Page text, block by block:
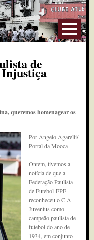
de
Injustiça
queremos homenagear os
Por Angelo Agarelli/
Portal da Mooca
Ontem, tivemos a
notícia de que a
Federação Paulista
de Futebol-FPF
reconheceu o C.A.
Juventus como
campeão paulista de
futebol do ano de
1934, em conjunto